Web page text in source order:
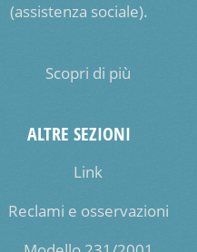
(assistenza sociale).
Scopri di più
ALTRE SEZIONI
Link
Reclami e osservazioni